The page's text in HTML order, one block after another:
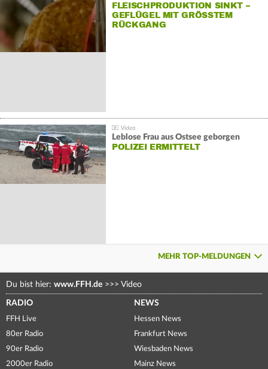
FLEISCHPRODUKTION SINKT –
GEFLÜGEL MIT GRÖSSTEM R
ÜCKGANG
Leblose Frau aus Ostsee geborgen
POLIZEI ERMITTELT
MEHR TOP-MELDUNGEN
Du bist hier: www.FFH.de >>> Video
RADIO
FFH Live
80er Radio
90er Radio
2000er Radio
NEWS
Hessen News
Frankfurt News
Wiesbaden News
Mainz News